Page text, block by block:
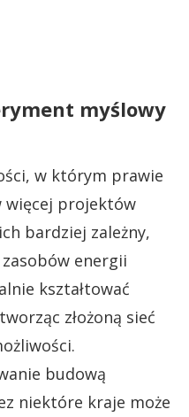
myślowy
w którym prawie
więcej projektów
bardziej zależny,
energii
kształtować
złożoną sieć
budową
niektóre kraje może